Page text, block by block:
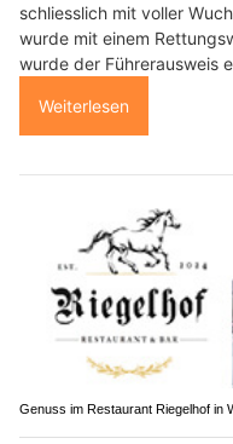
schliesslich mit voller
wurde mit einem
wurde der Führerausweis
Weiterlesen
Genuss im Restaurant Riegelhof in